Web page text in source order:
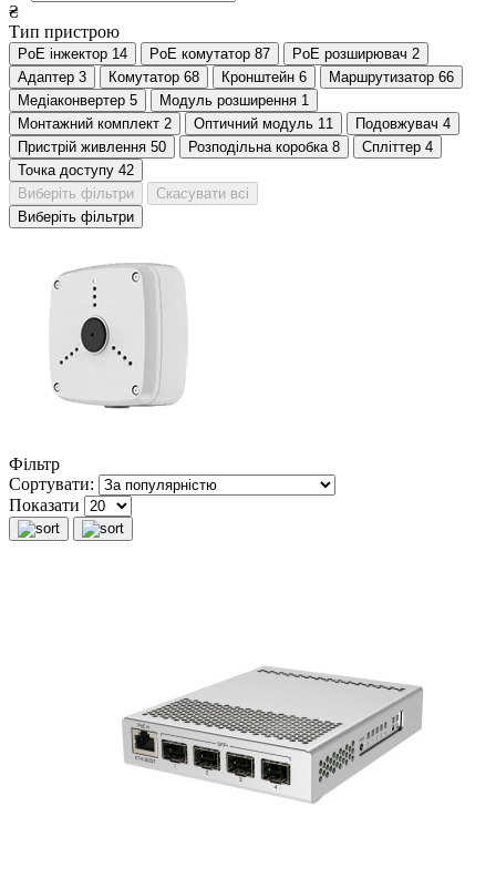
₴
Тип пристрою
PoE інжектор 14 PoE комутатор 87 PoE розширювач 2
Адаптер 3 Комутатор 68 Кронштейн 6 Маршрутизатор 66
Медіаконвертер 5 Модуль розширення 1
Монтажний комплект 2 Оптичний модуль 11 Подовжувач 4
Пристрій живлення 50 Розподільна коробка 8 Спліттер 4
Точка доступу 42
Виберіть фільтри
Скасувати всі
Виберіть фільтри
Фільтр
Сортувати:
Показати